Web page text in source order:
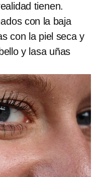
tienen.
con la baja
con la piel seca y
y lasa uñas